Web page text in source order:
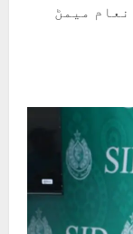
ميمڻ